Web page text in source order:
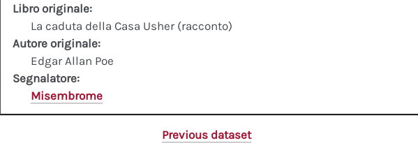
Libro originale:
La caduta della Casa Usher (racconto)
Autore originale:
Edgar Allan Poe
Segnalatore:
Misembrome
Previous dataset